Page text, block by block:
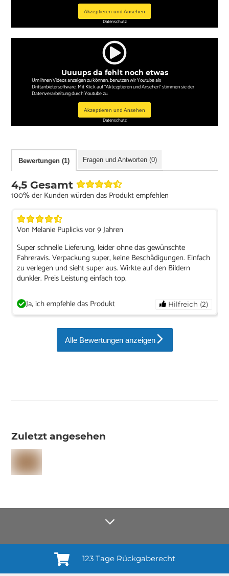
Akzeptieren und Ansehen
Datenschutz
Uuuups da fehlt noch etwas
Um ihnen Videos anzeigen zu können, benutzen wir Youtube als
Drittanbietersoftware. Mit Klick auf "Aktezptieren und Ansehen" stimmen sie der
Datenverarbeitung durch Youtube zu.
Akzeptieren und Ansehen
Datenschutz
Bewertungen (1) Fragen und Antworten (0)
4,5 Gesamt
100% der Kunden würden das Produkt empfehlen
Von Melanie Puplicks vor 9 Jahren
Super schnelle Lieferung, leider ohne das gewünschte
Fahreravis. Verpackung super, keine Beschädigungen. Einfach
zu verlegen und sieht super aus. Wirkte auf den Bildern
dunkler. Preis Leistung einfach top.
Ja, ich empfehle das Produkt Hilfreich (2)
Alle Bewertungen anzeigen
Zuletzt angesehen
Anmelden¹
123 Tage Rückgaberecht